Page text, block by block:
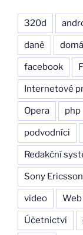
320d
daně
facebook
Internetové
Opera php
podvodníci
Redakční
Sony Ericsson
video Web
Účetnictví